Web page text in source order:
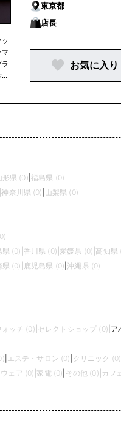
マ
東京都
店長
お気に入り
形県 (0) 福島県 (0)
|神奈川県 (0) 山梨県 (0)
県 (0) 香川県 (0) |愛媛県 (0) 高知県
県 (0) 鹿児島県 (0) |沖縄県 (0)
ォッチ (0) セレクトショップ (0) ア
エステ・サロン (0) クリニック (0)
ェア (0) 家電 (0) その他 (0) カフ